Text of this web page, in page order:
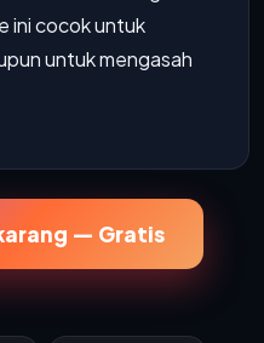
ini cocok untuk
untuk mengasah
— Gratis